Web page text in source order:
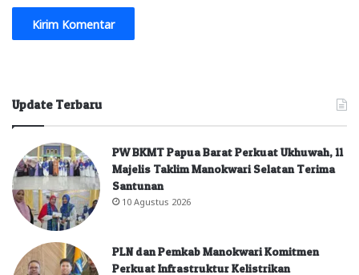
Update Terbaru
PW BKMT Papua Barat Perkuat Ukhuwah, 11
Majelis Taklim Manokwari Selatan Terima
Santunan
10 Agustus 2026
PLN dan Pemkab Manokwari Komitmen
Perkuat Infrastruktur Kelistrikan